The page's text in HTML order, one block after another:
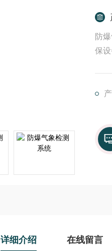
防
保
详细介绍 在线留言